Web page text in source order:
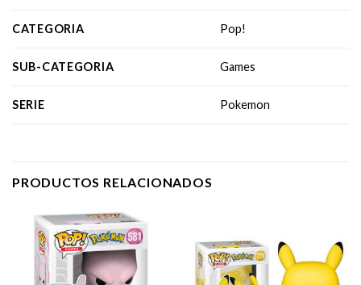
CATEGORIA Pop!
SUB-CATEGORIA Games
SERIE Pokemon
PRODUCTOS RELACIONADOS